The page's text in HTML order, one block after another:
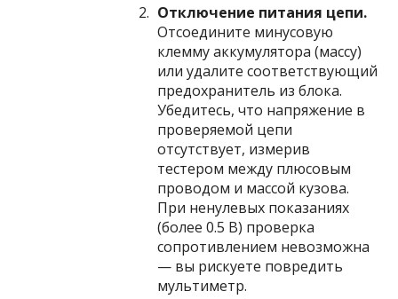
Отключение питания цепи.
Отсоедините минусовую
клемму аккумулятора (массу)
или удалите соответствующий
предохранитель из блока.
Убедитесь, что напряжение в
проверяемой цепи
отсутствует, измерив
тестером между плюсовым
проводом и массой кузова.
При ненулевых показаниях
(более 0.5 В) проверка
сопротивлением невозможна
— вы рискуете повредить
мультиметр.